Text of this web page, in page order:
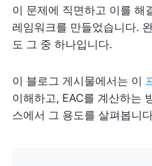
이 문제에 직면하고 이를 해
레임워크를 만들었습니다.
도 그 중 하나입니다.
이 블로그 게시물에서는 이
이해하고, EAC를 계산하는
스에서 그 용도를 살펴봅니